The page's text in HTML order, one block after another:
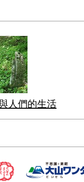
人們的生活